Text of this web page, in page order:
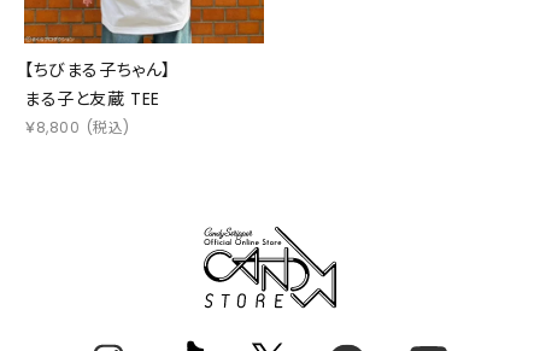
【ちびまる子ちゃん】
まる子と友蔵 TEE
￥8,800 (税込)